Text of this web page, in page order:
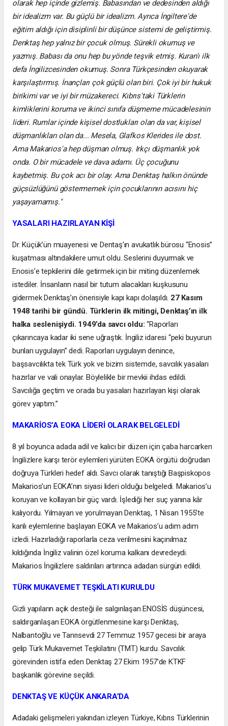
olarak hep içinde gizlemiş. Babasından ve dedesinden aldığı
bir idealizm var. Bu güçlü bir idealizm. Ayrıca İngiltere'de
eğitim aldığı için disiplinli bir düşünce sistemi de geliştirmiş.
Denktaş hep yalnız bir çocuk olmuş. Sürekli okumuş ve
yazmış. Babası da onu hep bu yönde teşvik etmiş. Kuran'ı ilk
defa İngilizcesinden okumuş. Sonra Türkçesinden okuyarak
karşılaştırmış. İnançları çok güçlü olan biri. Çok iyi bir hukuk
birikimi var ve iyi bir müzakereci. Kıbrıs'taki Türklerin
kimliklerini koruma ve ikinci sınıfa düşmeme mücadelesinin
lideri. Rumlar içinde kişisel dostlukları olan da var, kişisel
düşmanlıkları olan da... Mesela, Glafkos Klerides ile dost.
Ama Makarios'a hep düşman olmuş. Irkçı düşmanlık yok
onda. O bir mücadele ve dava adamı. Üç çocuğunu
kaybetmiş. Bu çok acı bir olay. Ama Denktaş halkın önünde
güçsüzlüğünü göstermemek için çocuklarının acısını hiç
yaşayamamış."
YASALARI HAZIRLAYAN KİŞİ
Dr. Küçük’ün muayenesi ve Dentaş’ın avukatlık bürosu “Enosis”
kuşatması altındakilere umut oldu. Seslerini duyurmak ve
Enosis’e tepkilerini dile getirmek için bir miting düzenlemek
istediler. İnsanların nasıl bir tutum alacakları kuşkusunu
gidermek Denktaş’ın önerisiyle kapı kapı dolaşıldı. 27 Kasım
1948 tarihi bir gündü. Türklerin ilk mitingi, Denktaş’ın ilk
halka seslenişiydi. 1949’da savcı oldu:“Raporları
çıkarıncaya kadar iki sene uğraştık. İngiliz idaresi “peki buyurun
bunları uygulayın” dedi. Raporları uygulayın denince,
başsavcılıkta tek Türk yok ve bizim sistemde, savcılık yasaları
hazırlar ve vali onaylar. Böylelikle bir mevkii ihdas edildi.
Savcılığa geçtim ve orada bu yasaları hazırlayan kişi olarak
görev yaptım.”
MAKARİOS’A EOKA LİDERİ OLARAK BELGELEDİ
8 yıl boyunca adada adil ve kalıcı bir düzen için çaba harcarken
İngilizlere karşı terör eylemleri yürüten EOKA örgütü doğrudan
doğruya Türkleri hedef aldı. Savcı olarak tanıştığı Başpiskopos
Makarios’un EOKA’nın siyasi lideri olduğu belgeledi. Makarios’u
koruyan ve kollayan bir güç vardı. İşlediği her suç yanına kâr
kalıyordu. Yılmayan ve yorulmayan Denktaş, 1 Nisan 1955’te
kanlı eylemlerine başlayan EOKA ve Makarios’u adım adım
izledi. Hazırladığı raporlarla ceza verilmesini kaçınılmaz
kıldığında İngiliz valinin özel koruma kalkanı devredeydi.
Makarios İngilizlere saldırıları artırınca adadan sürgün edildi.
TÜRK MUKAVEMET TEŞKİLATI KURULDU
Gizli yapıların açık desteği ile salgınlaşan ENOSİS düşüncesi,
saldırganlaşan EOKA örgütlenmesine karşı Denktaş,
Nalbantoğlu ve Tanrısevdi 27 Temmuz 1957 gecesi bir araya
gelip Türk Mukavemet Teşkilatını (TMT) kurdu. Savcılık
görevinden istifa eden Denktaş 27 Ekim 1957’de KTKF
başkanlık görevine seçildi.
DENKTAŞ VE KÜÇÜK ANKARA’DA
Adadaki gelişmeleri yakından izleyen Türkiye, Kıbrıs Türklerinin